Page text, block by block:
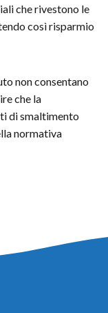
che rivestono le
così risparmio
non consentano
che la
di smaltimento
normativa